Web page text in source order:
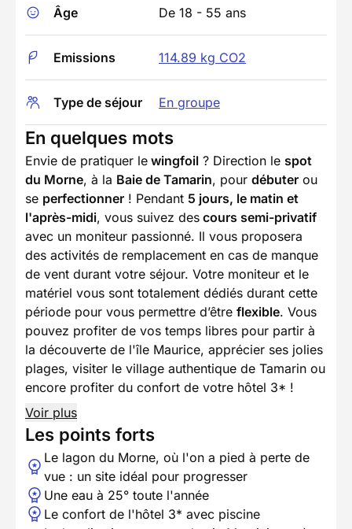
Âge De 18 - 55 ans
Emissions 114.89 kg CO2
Type de séjour En groupe
En quelques mots
Envie de pratiquer le wingfoil ? Direction le spot
du Morne, à la Baie de Tamarin, pour débuter ou
se perfectionner ! Pendant 5 jours, le matin et
l'après-midi, vous suivez des cours semi-privatif
avec un moniteur passionné. Il vous proposera
des activités de remplacement en cas de manque
de vent durant votre séjour. Votre moniteur et le
matériel vous sont totalement dédiés durant cette
période pour vous permettre d’être flexible. Vous
pouvez profiter de vos temps libres pour partir à
la découverte de l'île Maurice, apprécier ses jolies
plages, visiter le village authentique de Tamarin ou
encore profiter du confort de votre hôtel 3* !
Voir plus
Les points forts
Le lagon du Morne, où l'on a pied à perte de
vue : un site idéal pour progresser
Une eau à 25° toute l'année
Le confort de l'hôtel 3* avec piscine